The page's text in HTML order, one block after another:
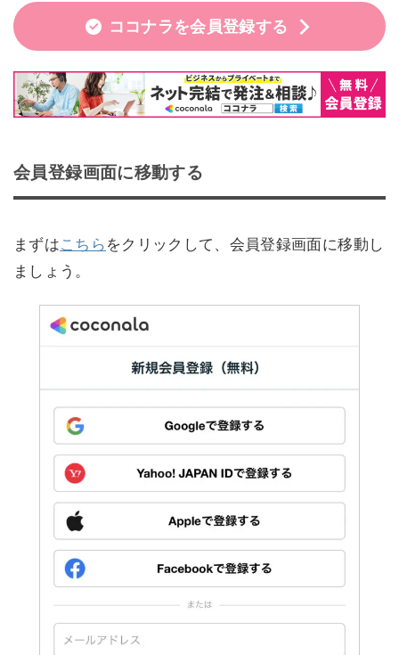
ココナラを会員登録する
会員登録画面に移動する
まずはこちら をクリックして、会員登録画面に移動し
ましょう。